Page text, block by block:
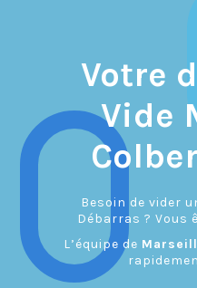
Votre
Vide
Besoin de vider
Débarras ? Vous
L’équipe de